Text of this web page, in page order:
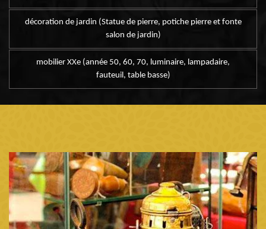
décoration de jardin (Statue de pierre, potiche pierre et fonte
salon de jardin)
mobilier XXe (année 50, 60, 70, luminaire, lampadaire,
fauteuil, table basse)